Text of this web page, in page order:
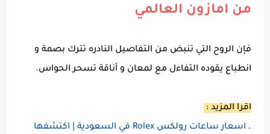
من امازون العالمي
فإن الروح التي تنبض من التفاصيل النادره تترك بصمة و
انطباع يقوده التفاءل مع لمعان و أناقة تسحر الحواس.
اقرا المزيد :
.
اسعار ساعات رولكس Rolex في السعودية | اكتشفها